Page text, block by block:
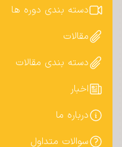
دسته بندی دوره ها
مقالات
دسته بندی مقالات
اخبار
درباره ما
سوالات متداول